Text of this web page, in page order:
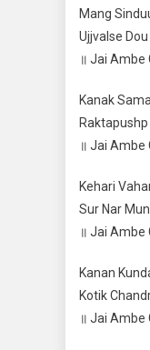
Mang
Ujjvalse
॥ Jai Ambe
Kanak
॥ Jai Ambe
Kehari
Sur Nar
॥ Jai Ambe
Kanan
Kotik
॥ Jai Ambe